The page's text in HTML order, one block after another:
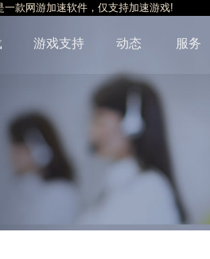
款网游加速软件，仅支持加速游戏!
游戏支持 动态 服务